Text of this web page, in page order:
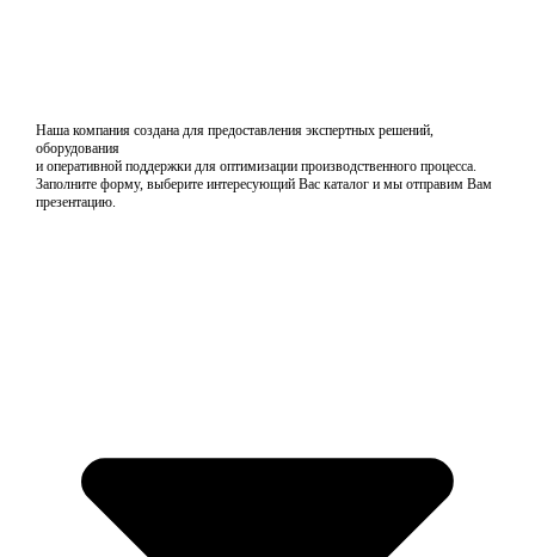
Наша компания создана для предоставления экспертных решений,
оборудования
и оперативной поддержки для оптимизации производственного процесса.
Заполните форму, выберите интересующий Вас каталог и мы отправим Вам
презентацию.